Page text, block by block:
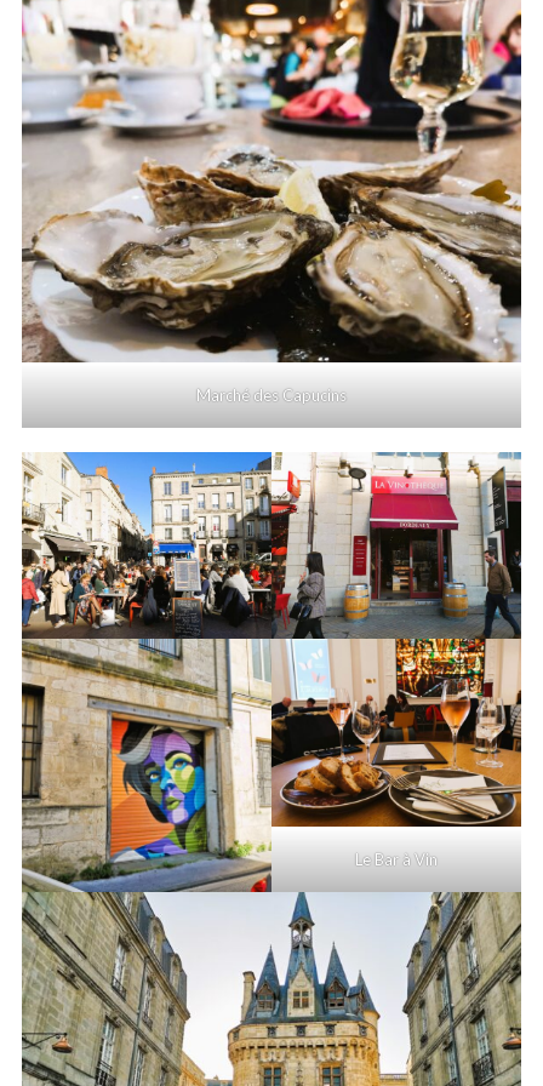
Marché des Capucins
Le Bar à Vin